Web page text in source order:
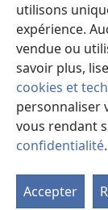
utilisons
expérience.
vendue ou
savoir plus,
cookies et
personnaliser
vous rendant
confidentialité.
Accepter
aussi
20 Tu vois
pas
Tu
.
21
En raison
Jéhovah
22
tous ont